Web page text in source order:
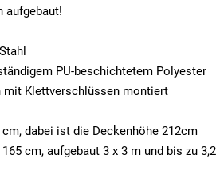
aufgebaut!
PU-beschichtetem Polyester
mit Klettverschlüssen montiert
dabei ist die Deckenhöhe 212cm
cm, aufgebaut 3 x 3 m und bis zu